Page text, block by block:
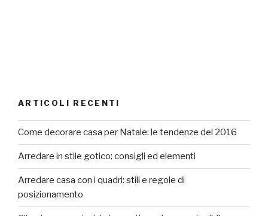
ARTICOLI RECENTI
Come decorare casa per Natale: le tendenze del 2016
Arredare in stile gotico: consigli ed elementi
Arredare casa con i quadri: stili e regole di
posizionamento